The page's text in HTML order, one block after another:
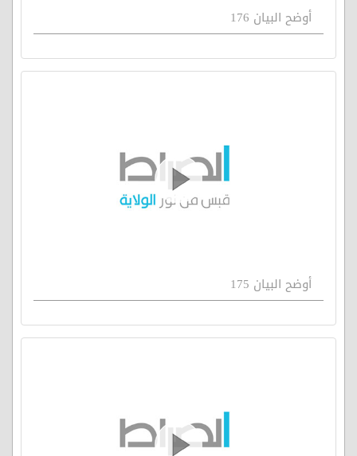
أوضح البيان 176
أوضح البيان 175